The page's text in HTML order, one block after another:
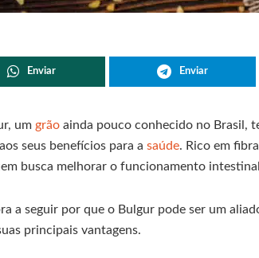
Enviar Enviar
um grão ainda pouco conhecido no Brasil,
seus benefícios para a saúde. Rico em
busca melhorar o funcionamento
a seguir por que o Bulgur pode ser um
principais vantagens.